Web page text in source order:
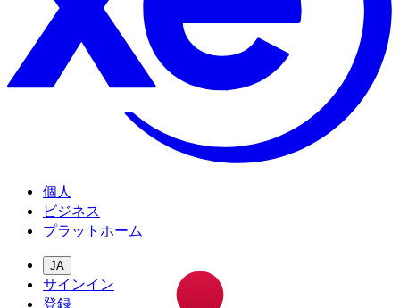
個人
ビジネス
プラットホーム
JA
サインイン
登録